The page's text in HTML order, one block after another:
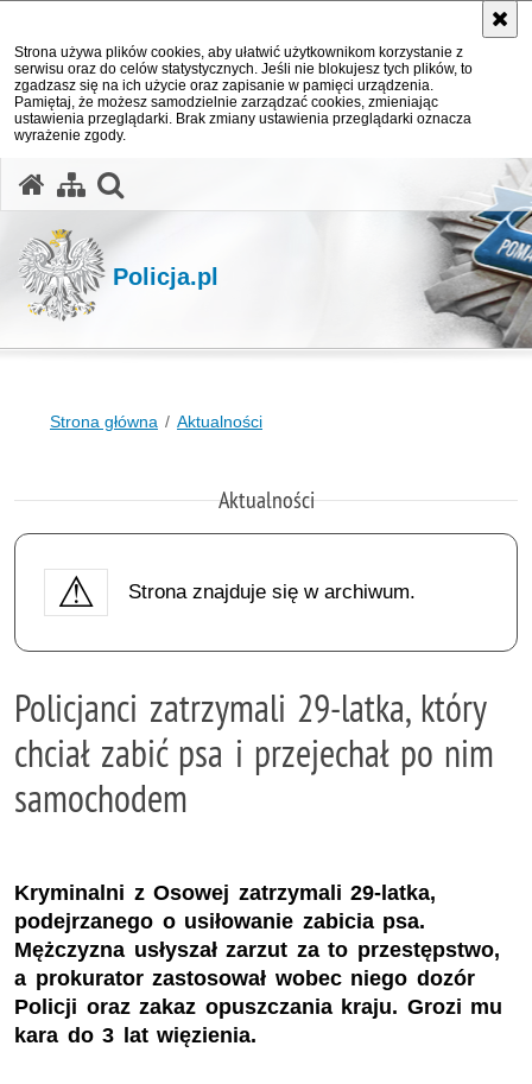
Strona używa plików cookies, aby ułatwić użytkownikom korzystanie z
serwisu oraz do celów statystycznych. Jeśli nie blokujesz tych plików, to
zgadzasz się na ich użycie oraz zapisanie w pamięci urządzenia.
Pamiętaj, że możesz samodzielnie zarządzać cookies, zmieniając
ustawienia przeglądarki. Brak zmiany ustawienia przeglądarki oznacza
wyrażenie zgody.
Policja.pl
Strona główna Aktualności
Aktualności
Strona znajduje się w archiwum.
Policjanci zatrzymali 29-latka, który
chciał zabić psa i przejechał po nim
samochodem
Kryminalni z Osowej zatrzymali 29-latka,
podejrzanego o usiłowanie zabicia psa.
Mężczyzna usłyszał zarzut za to przestępstwo,
a prokurator zastosował wobec niego dozór
Policji oraz zakaz opuszczania kraju. Grozi mu
kara do 3 lat więzienia.